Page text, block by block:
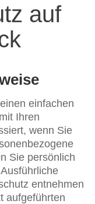
auf
einfachen
Ihren
wenn Sie
Sie persönlich
entnehmen
aufgeführten